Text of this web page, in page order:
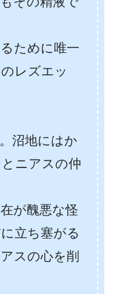
ために唯一
レズエッ
沼地にはか
ニアスの仲
が醜悪な怪
立ち塞がる
スの心を削